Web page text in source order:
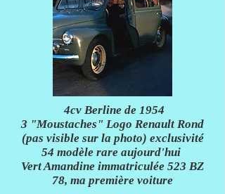
4cv Berline de 1954
3 "Moustaches" Logo Renault Rond
(pas visible sur la photo) exclusivité
54 modèle rare aujourd'hui
Vert Amandine immatriculée 523 BZ
78, ma première voiture